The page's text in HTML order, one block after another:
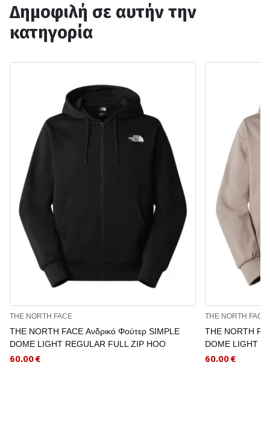
Δημοφιλή σε αυτήν την
κατηγορία
THE NORTH FACE
THE NORTH FACE Ανδρικό Φούτερ SIMPLE
DOME LIGHT REGULAR FULL ZIP HOO
60.00 €
THE NORTH FACE
THE NORTH
DOME LIGHT
60.00 €